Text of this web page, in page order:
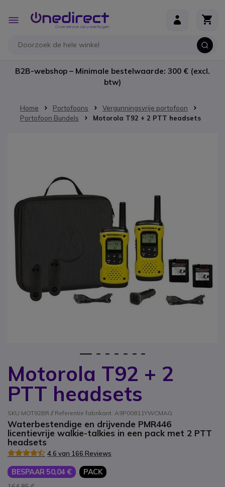
Toggle
Nav
B2B-webshop – Minimale bestelwaarde: 300 € (excl.
btw)
Home Portofoons
Vergunningsvrije portofoon
Portofoon Bundels
Motorola T92 + 2 PTT headsets
Motorola T92 + 2
PTT headsets
SKU MOT92BR // Referentie fabrikant: A9P00811YWCMAG
Waterbestendige en drijvende PMR446
licentievrije walkie-talkies in een pack met 2 PTT
headsets
4.6 van 166 Reviews
BESPAAR 50,04 € PACK
Ga naar het begin van de afbeeldingen-gallerij